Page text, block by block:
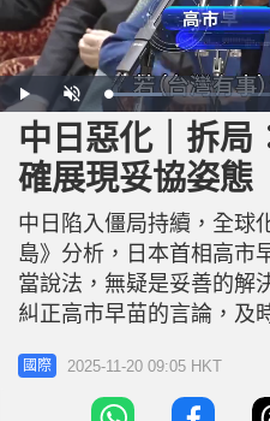
P
l
a
y
U
n
m
u
t
e
L
o
a
d
e
d
:
2
0
2
9
%
中日惡化｜拆局
確展現妥協姿態
中日陷入僵局持續，全球
島》分析，日本首相高市
當說法，無疑是妥善的解
糾正高市早苗的言論，及
緩解當前緊張局勢。新加
下來可能繼續向日本加碼
進一步減少兩國官方往來
國際 2025-11-20 09:05 HKT